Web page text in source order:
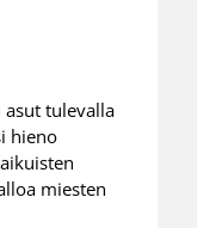
asut tulevalla
hieno
miesten